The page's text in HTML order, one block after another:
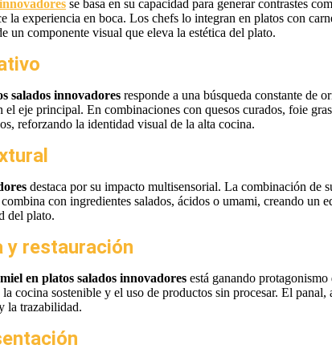
se basa en su capacidad para generar contrastes
la experiencia en boca. Los chefs lo integran en platos con
un componente visual que eleva la estética del plato.
salados innovadores responde a una búsqueda constante de
el eje principal. En combinaciones con quesos curados, foie
reforzando la identidad visual de la alta cocina.
destaca por su impacto multisensorial. La combinación de
con ingredientes salados, ácidos o umami, creando
del plato.
y restauración
en platos salados innovadores está ganando
cocina sostenible y el uso de productos sin procesar. El
la trazabilidad.